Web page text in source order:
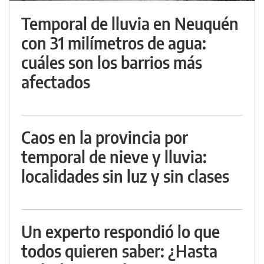
Temporal de lluvia en Neuquén
con 31 milímetros de agua:
cuáles son los barrios más
afectados
Caos en la provincia por
temporal de nieve y lluvia:
localidades sin luz y sin clases
Un experto respondió lo que
todos quieren saber: ¿Hasta